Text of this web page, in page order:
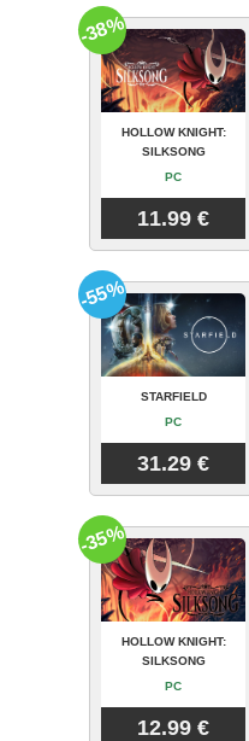
HOLLOW KNIGHT:
SILKSONG
PC
11.99 €
-38%
STARFIELD
PC
31.29 €
-55%
HOLLOW KNIGHT:
SILKSONG
PC
12.99 €
-35%